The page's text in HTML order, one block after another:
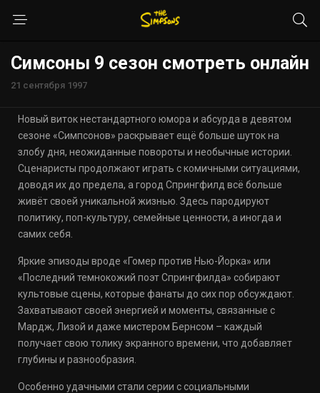
Симсоны 9 сезон смотреть онлайн
21 сентября 1997
Новый виток нестандартного юмора и абсурда в девятом
сезоне «Симпсонов» раскрывает ещё больше шуток на
злобу дня, неожиданные повороты и необычные истории.
Сценаристы продолжают играть с комичными ситуациями,
доводя их до предела, а город Спрингфилд всё больше
живёт своей уникальной жизнью. Здесь пародируют
политику, поп-культуру, семейные ценности, а иногда и
самих себя.
Яркие эпизоды вроде «Гомер против Нью-Йорка» или
«Последний темнокожий поэт Спрингфилда» собирают
культовые сцены, которые фанаты до сих пор обсуждают.
Захватывают своей энергией и моменты, связанные с
Мардж, Лизой и даже мистером Бернсом – каждый
получает свою толику экранного времени, что добавляет
глубины и разнообразия.
Особенно удачными стали серии с социальными